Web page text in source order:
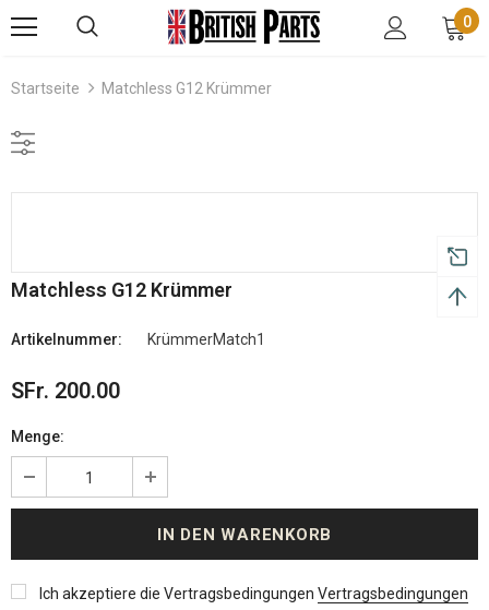
0
Startseite Matchless G12 Krümmer
Matchless G12 Krümmer
Artikelnummer: KrümmerMatch1
SFr. 200.00
Menge:
Ich akzeptiere die Vertragsbedingungen Vertragsbedingungen